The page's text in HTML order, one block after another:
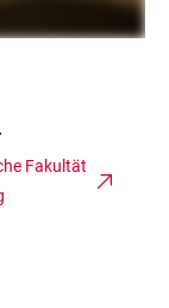
Fakultät